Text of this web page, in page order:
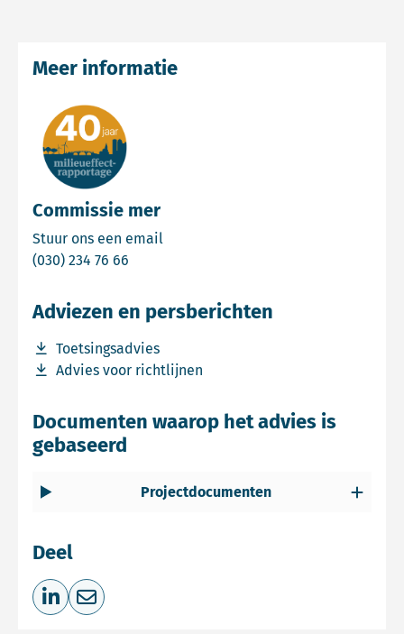
Commissie mer
Stuur ons een email
(030) 234 76 66
Meer informatie
Adviezen en persberichten
Toetsingsadvies
Download bestand Toetsingsadvies
Advies voor richtlijnen
Download bestand Advies voor richtlijnen
Documenten waarop het advies is
gebaseerd
Projectdocumenten
Deel
Deel op LinkedIn
Deel via e-mail